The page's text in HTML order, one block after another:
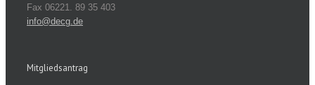
Fax 06221. 89 35 403
info@decg.de
Mitgliedsantrag